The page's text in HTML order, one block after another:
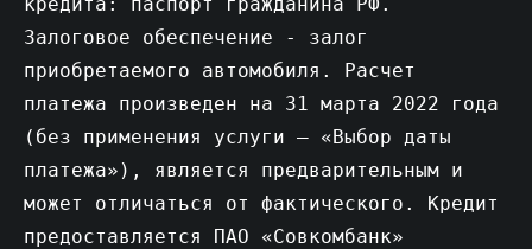
Залоговое обеспечение - залог
приобретаемого автомобиля. Расчет
платежа произведен на 31 марта 2022 года
(без применения услуги – «Выбор даты
платежа»), является предварительным и
может отличаться от фактического. Кредит
предоставляется ПАО «Совкомбанк»